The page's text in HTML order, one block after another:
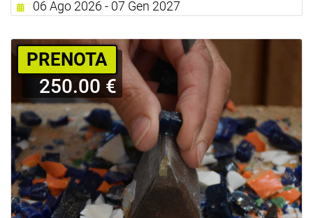
06 Ago 2026 - 07 Gen 2027
PRENOTA
250.00 €